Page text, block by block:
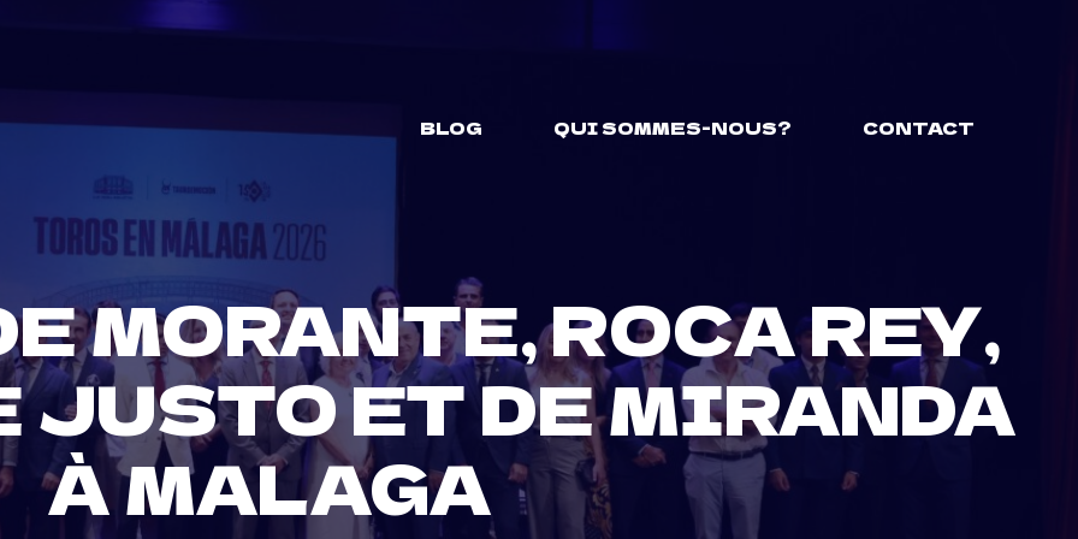
BLOG
QUI SOMMES-NOUS? CONTACT
MORANTE, ROCA REY,
JUSTO ET DE MIRANDA
À MALAGA